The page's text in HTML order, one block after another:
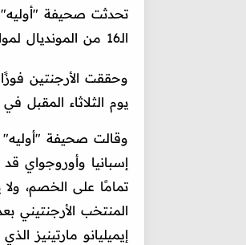
تحدثت صحيفة "أوليه"
الـ16 من المونديال لمواجهة منتخب مصر، بعد فوز صعب على الرأس الأخضر في دور الـ32.
وحققت الأرجنتين
يوم الثلاثاء المقبل في
وقالت صحيفة
إسبانيا وأوروجواي
تمامًا على الخصم،
إيميليانو مارتينيز